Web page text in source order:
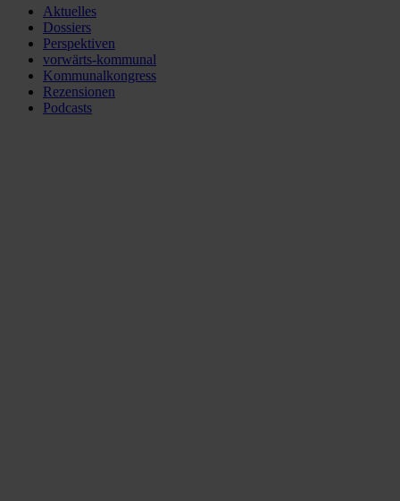
Aktuelles
Dossiers
Perspektiven
vorwärts-kommunal
Kommunalkongress
Rezensionen
Podcasts